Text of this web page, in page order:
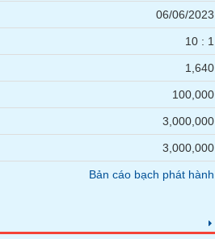
06/06/2023
10 : 1
1,640
100,000
3,000,000
3,000,000
Bản cáo bạch phát hành